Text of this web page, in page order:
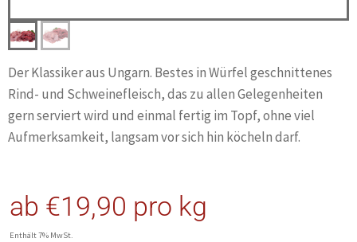
Der Klassiker aus Ungarn. Bestes in Würfel geschnittenes
Rind- und Schweinefleisch, das zu allen Gelegenheiten
gern serviert wird und einmal fertig im Topf, ohne viel
Aufmerksamkeit, langsam vor sich hin köcheln darf.
ab €19,90 pro kg
Enthält 7% MwSt.